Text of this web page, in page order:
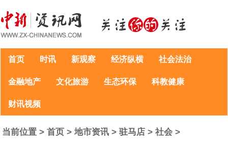
首页 时讯 新观察 经济纵横 社会法治
金融地产 文化旅游 生态环保 科教健康
财讯视频
当前位置 >首页 >地市资讯 >驻马店 >社会 >